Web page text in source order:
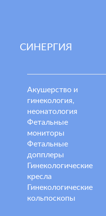
СИНЕРГИЯ
Акушерство и
гинекология,
неонатология
Фетальные
мониторы
Фетальные
допплеры
Гинекологические
кресла
Гинекологические
кольпоскопы